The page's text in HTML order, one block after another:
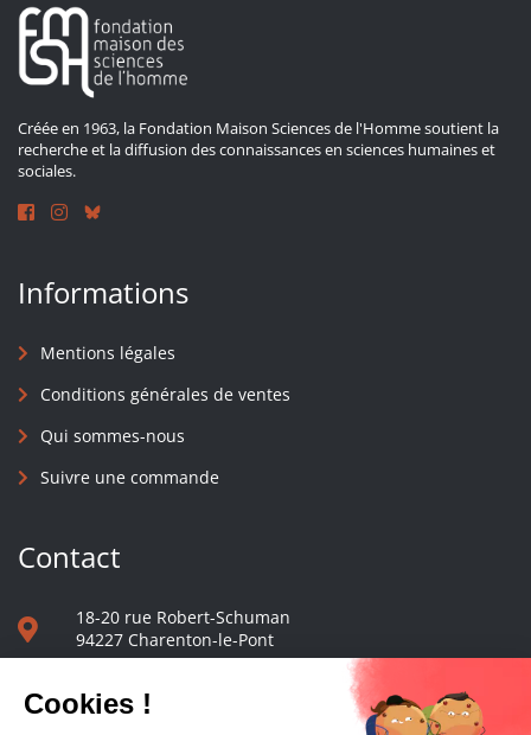
Créée en 1963, la Fondation Maison Sciences de l'Homme soutient la
recherche et la diffusion des connaissances en sciences humaines et
sociales.
Informations
Mentions légales
Conditions générales de ventes
Qui sommes-nous
Suivre une commande
Contact
18-20 rue Robert-Schuman
94227 Charenton-le-Pont